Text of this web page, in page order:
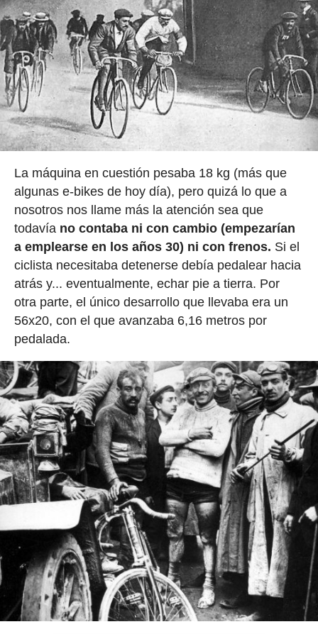
La máquina en cuestión pesaba 18 kg (más que
algunas e-bikes de hoy día), pero quizá lo que a
nosotros nos llame más la atención sea que
todavía no contaba ni con cambio (empezarían
a emplearse en los años 30) ni con frenos. Si el
ciclista necesitaba detenerse debía pedalear hacia
atrás y... eventualmente, echar pie a tierra. Por
otra parte, el único desarrollo que llevaba era un
56x20, con el que avanzaba 6,16 metros por
pedalada.